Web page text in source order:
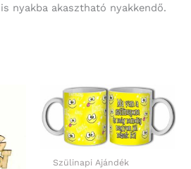
nyakba akasztható nyakkendő.
Szülinapi Ajándék